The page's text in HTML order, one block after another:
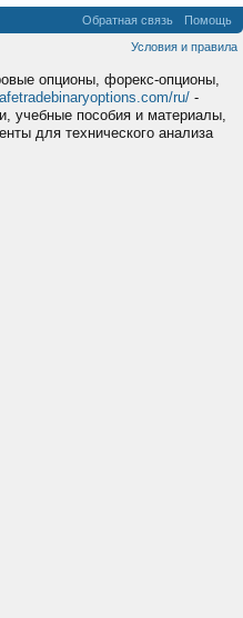
Обратная связь
Помощь
Условия и правила
опционы, форекс-опционы,
ru/ -
учебные пособия и материалы,
для технического анализа